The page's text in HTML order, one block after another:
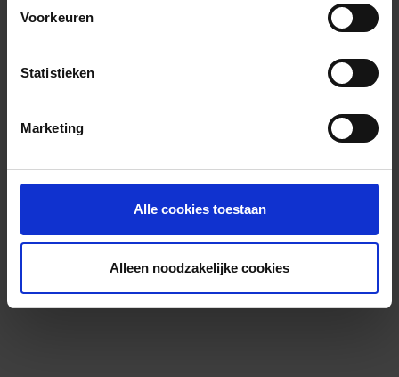
Voorkeuren
Statistieken
Marketing
Alle cookies toestaan
Alleen noodzakelijke cookies